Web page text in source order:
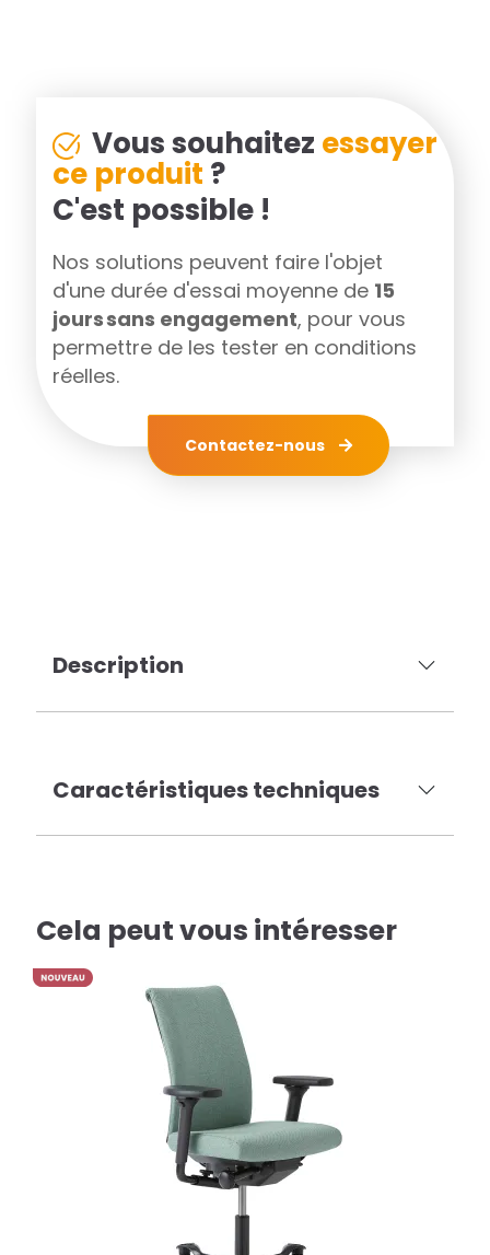
Vous souhaitez essayer
ce produit ?
C'est possible !
Nos solutions peuvent faire l'objet
d'une durée d'essai moyenne de 15
jours sans engagement, pour vous
permettre de les tester en conditions
réelles.
Contactez-nous
Description
Caractéristiques techniques
Cela peut vous intéresser